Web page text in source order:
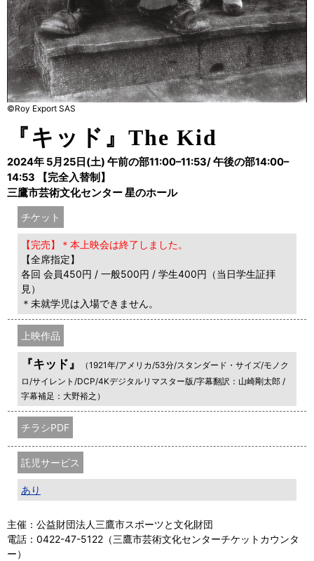
©Roy Export SAS
『キッド』The Kid
2024年 5月25日(土) 午前の部11:00–11:53/ 午後の部14:00–
14:53 【完全入替制】
三鷹市芸術文化センター 星のホール
チケット
【完売】＊本上映会は終了しました。
【全席指定】
各回 会員450円 / 一般500円 / 学生400円（当日学生証拝
見）
＊未就学児は入場できません。
上映作品
『キッド』
（1921年/アメリカ/53分/スタンダード・サイズ/モノク
ロ/サイレント/DCP/4Kデジタルリマスター版/字幕翻訳：山崎剛太郎 /
字幕補足：大野裕之）
チラシPDF
託児サービス
あり
主催：公益財団法人三鷹市スポーツと文化財団
電話：0422-47-5122（三鷹市芸術文化センターチケットカウンタ
ー）